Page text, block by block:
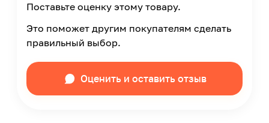
Поставьте оценку этому товару.
Это поможет другим покупателям сделать
правильный выбор.
Оценить и оставить отзыв